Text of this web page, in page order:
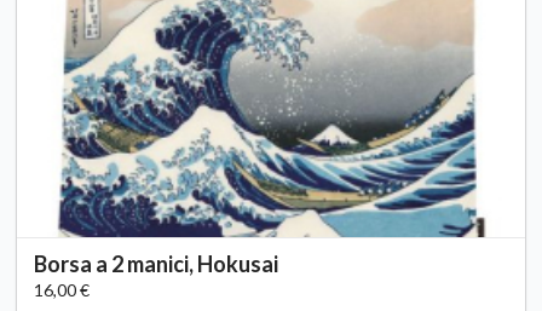
Borsa a 2 manici, Hokusai
16,00 €